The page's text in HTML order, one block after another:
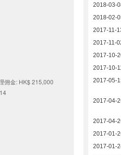
2018-03-
2018-02-
2017-11-
2017-11-
2017-10-
2017-10-
2017-05-
2017-04-
2017-04-
2017-01-
2017-01-